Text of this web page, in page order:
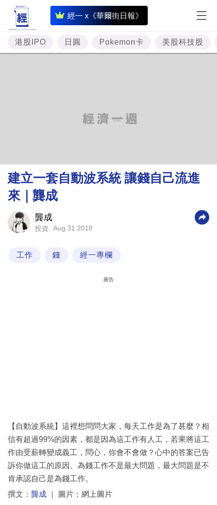
經一 x《華爾街日報》
即
時
財
經
理
財
科
區
港股IPO 日圓 Pokemon卡 美股科技股
建立一套自動波系統 讓錢自己流進
來｜龔成
龔成
投資 Aug 31 2018
工作 錢 經一專欄
廣告
【自動波系統】這裡想問問大家，每天工作是為了甚麼？相
信有超過99%的因素，都是因為這工作有人工，若果將這工
作由受薪轉變成義工，問心，你會不會做？心中的答案已告
訴你做這工的原因。為錢工作不是最大問題，最大問題是不
肯承認自己是為錢工作。
撰文： 龔成 ｜ 圖片：網上圖片